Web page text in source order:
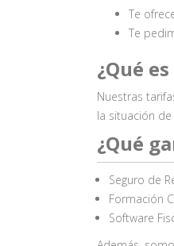
Te
Te
¿Qué
Nuestras
la situación
¿Qué
Seguro de
Formación
Software